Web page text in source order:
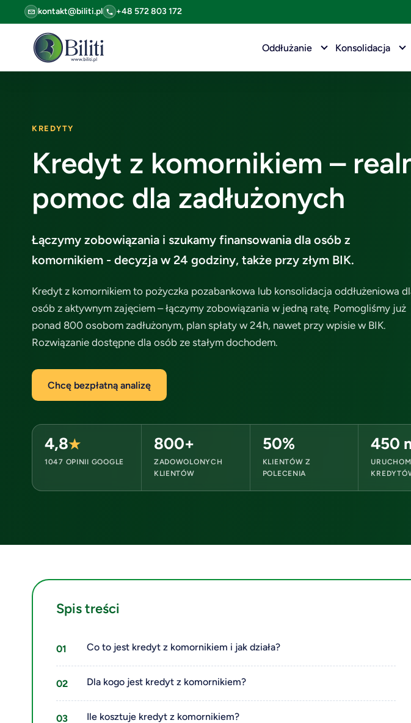
kontakt@biliti.pl +48 572 803 172
Oddłużanie Konsolidacja
KREDYTY
Kredyt z komornikiem –
pomoc dla zadłużonych
Łączymy zobowiązania i szukamy finansowania dla osób z
komornikiem - decyzja w 24 godziny, także przy złym BIK.
Kredyt z komornikiem to pożyczka pozabankowa lub konsolidacja oddłużeniowa
osób z aktywnym zajęciem – łączymy zobowiązania w jedną ratę. Pomogliśmy już
ponad 800 osobom zadłużonym, plan spłaty w 24h, nawet przy wpisie w BIK.
Rozwiązanie dostępne dla osób ze stałym dochodem.
Chcę bezpłatną analizę
4,8★
1047 OPINII GOOGLE
800+
ZADOWOLONYCH
KLIENTÓW
50%
KLIENTÓW Z
POLECENIA
450
Spis treści
Co to jest kredyt z komornikiem i jak działa?
Dla kogo jest kredyt z komornikiem?
Ile kosztuje kredyt z komornikiem?